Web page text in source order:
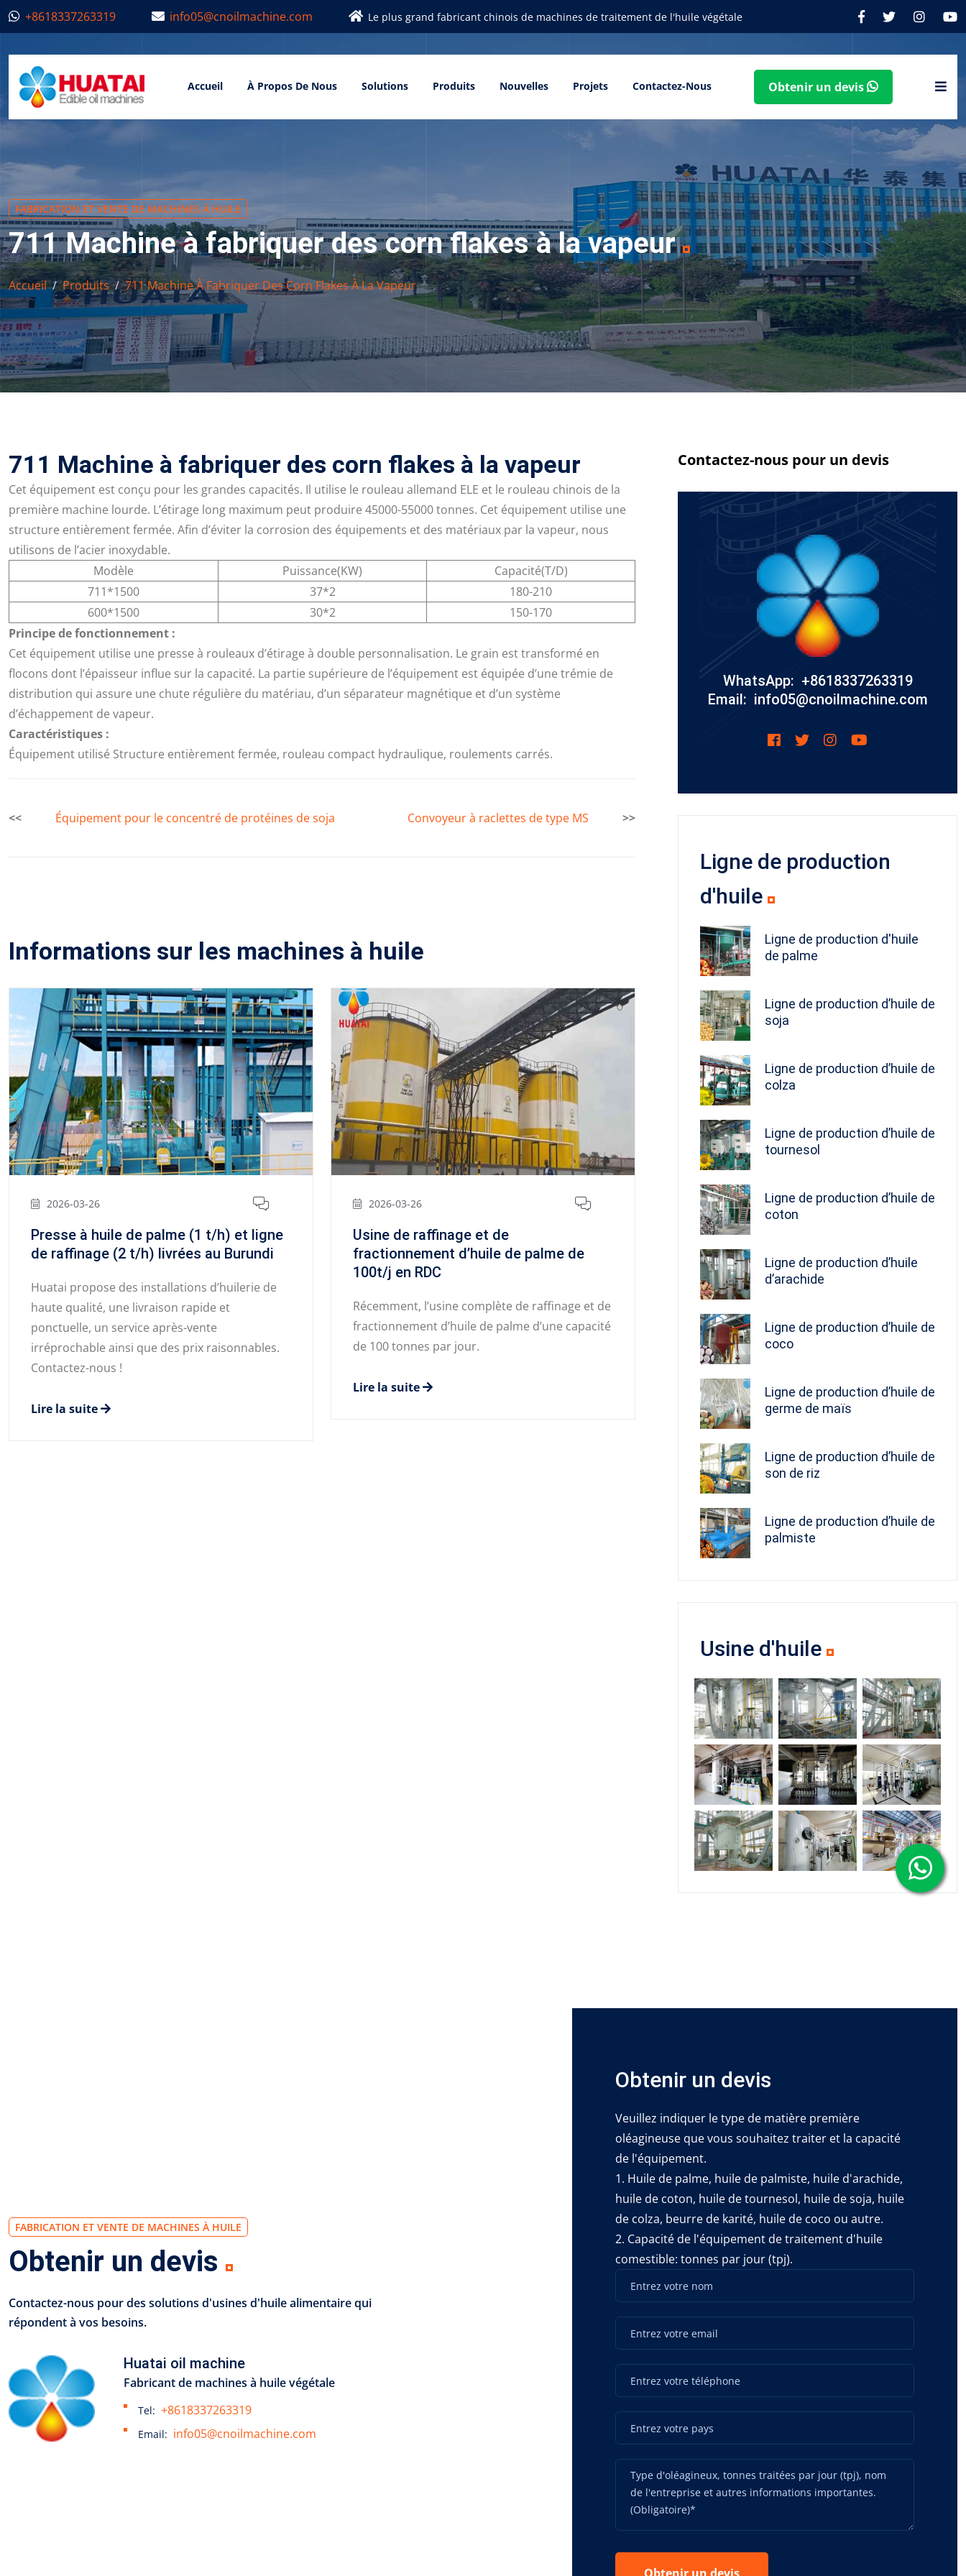
+8618337263319 info05@cnoilmachine.com Le plus grand fabricant chinois de machines de traitement de l'huile végétale
Accueil À Propos De Nous Solutions Produits Nouvelles Projets Contactez-Nous Obtenir un devis
FABRICATION ET VENTE DE MACHINES À HUILE
711 Machine à fabriquer des corn flakes à la vapeur
Accueil Produits 711 Machine À Fabriquer Des Corn Flakes À La Vapeur
711 Machine à fabriquer des corn flakes à la vapeur
Cet équipement est conçu pour les grandes capacités. Il utilise le rouleau allemand ELE et le rouleau chinois de la
première machine lourde. L’étirage long maximum peut produire 45000-55000 tonnes. Cet équipement utilise une
structure entièrement fermée. Afin d’éviter la corrosion des équipements et des matériaux par la vapeur, nous
utilisons de l’acier inoxydable.
Modèle
Puissance(KW)
Capacité(T/D)
711*1500
37*2
180-210
600*1500
30*2
150-170
Principe de fonctionnement :
Cet équipement utilise une presse à rouleaux d’étirage à double personnalisation. Le grain est transformé en
flocons dont l’épaisseur influe sur la capacité. La partie supérieure de l’équipement est équipée d’une trémie de
distribution qui assure une chute régulière du matériau, d’un séparateur magnétique et d’un système
d’échappement de vapeur.
Caractéristiques :
Équipement utilisé Structure entièrement fermée, rouleau compact hydraulique, roulements carrés.
<< Équipement pour le concentré de protéines de soja Convoyeur à raclettes de type MS >>
Informations sur les machines à huile
2026-03-26
Presse à huile de palme (1 t/h) et ligne
de raffinage (2 t/h) livrées au Burundi
Huatai propose des installations d’huilerie de
haute qualité, une livraison rapide et
ponctuelle, un service après-vente
irréprochable ainsi que des prix raisonnables.
Contactez-nous !
Lire la suite
2026-03-26
Usine de raffinage et de
fractionnement d’huile de palme de
100t/j en RDC
Récemment, l’usine complète de raffinage et de
fractionnement d’huile de palme d’une capacité
de 100 tonnes par jour.
Lire la suite
Contactez-nous pour un devis
WhatsApp: +8618337263319
Email: info05@cnoilmachine.com
Ligne de production
d'huile
Ligne de production d'huile
de palme
Ligne de production d’huile de
soja
Ligne de production d’huile de
colza
Ligne de production d’huile de
tournesol
Ligne de production d’huile de
coton
Ligne de production d’huile
d’arachide
Ligne de production d’huile de
coco
Ligne de production d’huile de
germe de maïs
Ligne de production d’huile de
son de riz
Ligne de production d’huile de
palmiste
Usine d'huile
FABRICATION ET VENTE DE MACHINES À HUILE
Obtenir un devis
Contactez-nous pour des solutions d'usines d'huile alimentaire qui
répondent à vos besoins.
Huatai oil machine
Fabricant de machines à huile végétale
Tel: +8618337263319
Email: info05@cnoilmachine.com
Obtenir un devis
Veuillez indiquer le type de matière première
oléagineuse que vous souhaitez traiter et la capacité
de l'équipement.
1. Huile de palme, huile de palmiste, huile d'arachide,
huile de coton, huile de tournesol, huile de soja, huile
de colza, beurre de karité, huile de coco ou autre.
2. Capacité de l'équipement de traitement d'huile
comestible: tonnes par jour (tpj).